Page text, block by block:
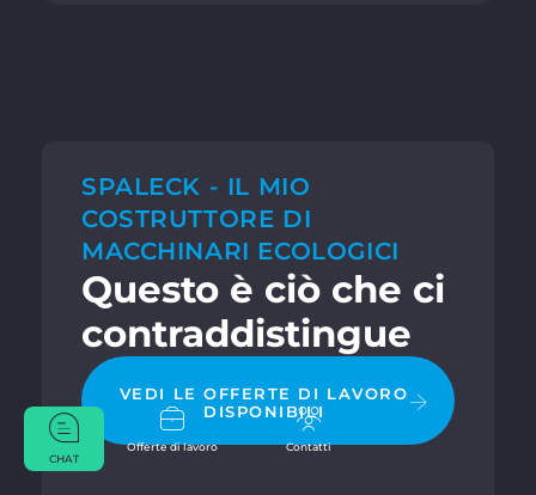
Offerte di lavoro
Contatti
CHAT
SPALECK - IL MIO
COSTRUTTORE DI
MACCHINARI ECOLOGICI
Questo è ciò che ci
contraddistingue
VEDI LE OFFERTE DI LAVORO
DISPONIBILI